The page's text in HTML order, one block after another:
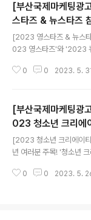
[부산국제마케팅
스타즈 & 뉴스타즈
[2023 영스타즈 & 뉴스
023 영스타즈'와 '2023
대학원생(전공 상관❌) -
는 8월, 부산에서 만나
STARS Registration
chance slip away!
STARS MAD
left until th..
0 0 2023. 5.
[부산국제마케팅
023 청소년 크리에
벤트
[2023 청소년 크리에이
년 여러분 주목! '청소년
프에 참여한 청소년 중 추
0 0 2023. 5.